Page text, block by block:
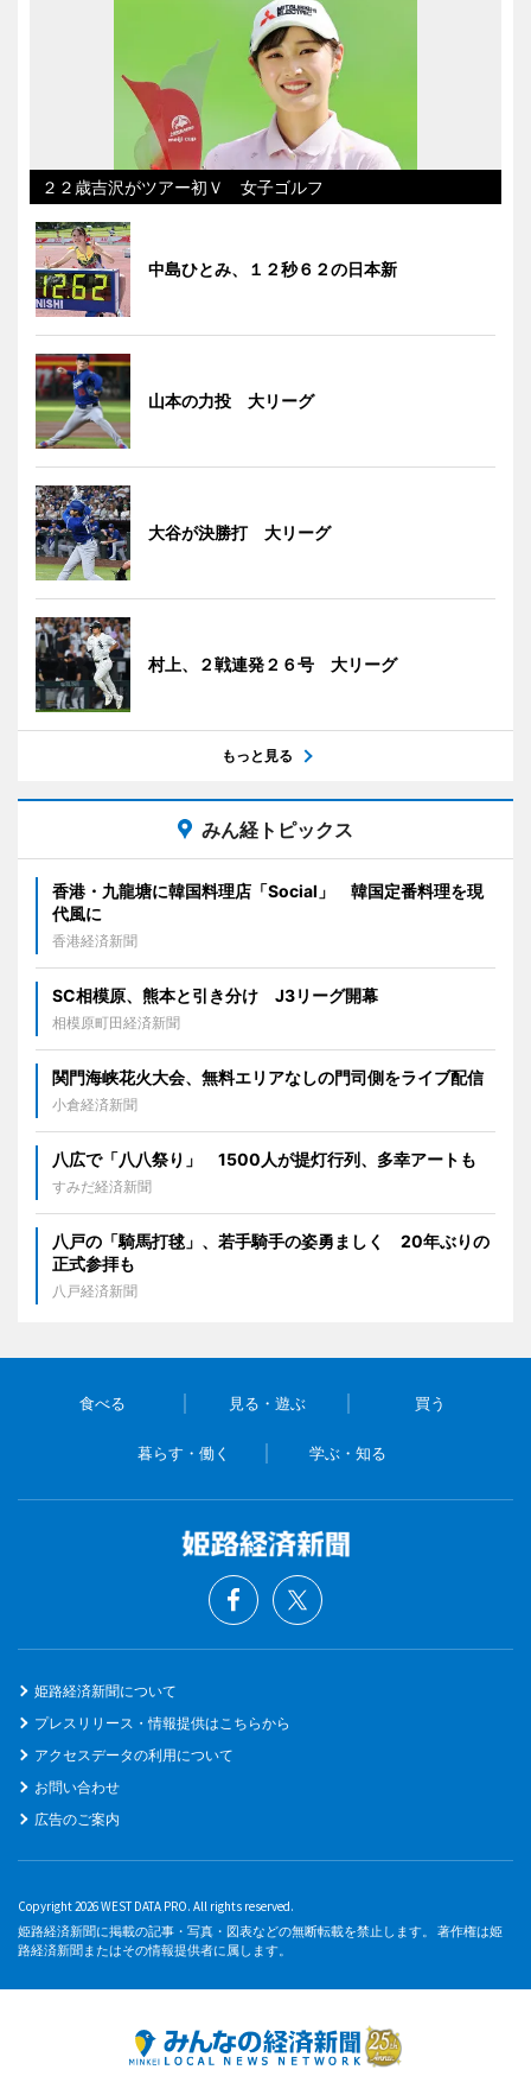
２２歳吉沢がツアー初Ｖ 女子ゴルフ
中島ひとみ、１２秒６２の日本新
山本の力投 大リーグ
大谷が決勝打 大リーグ
村上、２戦連発２６号 大リーグ
もっと見る
みん経トピックス
香港・九龍塘に韓国料理店「Social」 韓国定番料理を現
代風に
香港経済新聞
SC相模原、熊本と引き分け J3リーグ開幕
相模原町田経済新聞
関門海峡花火大会、無料エリアなしの門司側をライブ配信
小倉経済新聞
八広で「八八祭り」 1500人が提灯行列、多幸アートも
すみだ経済新聞
八戸の「騎馬打毬」、若手騎手の姿勇ましく 20年ぶりの
正式参拝も
八戸経済新聞
食べる 見る・遊ぶ 買う
暮らす・働く 学ぶ・知る
姫路経済新聞について
プレスリリース・情報提供はこちらから
アクセスデータの利用について
お問い合わせ
広告のご案内
Copyright 2026 WEST DATA PRO. All rights reserved.
姫路経済新聞に掲載の記事・写真・図表などの無断転載を禁止します。 著作権は姫
路経済新聞またはその情報提供者に属します。